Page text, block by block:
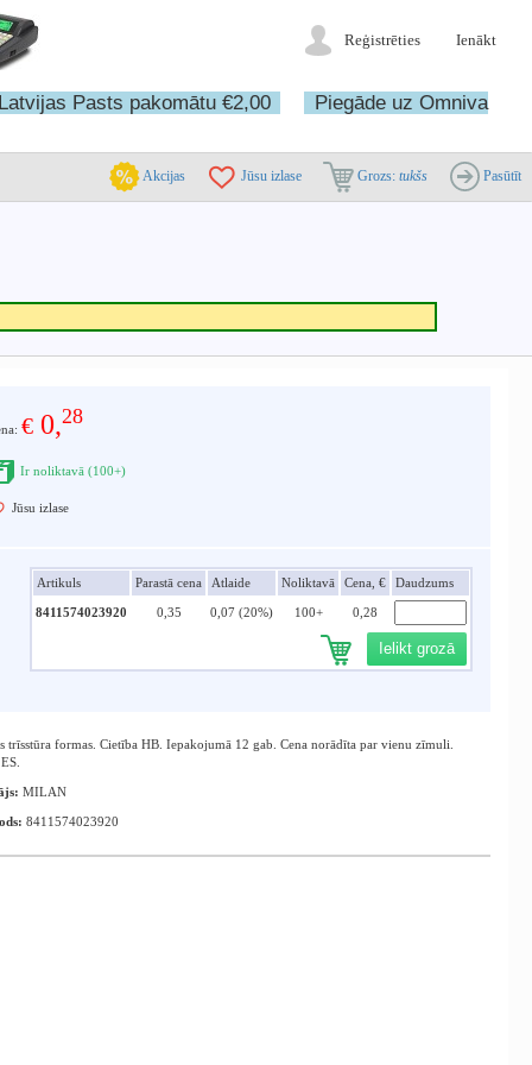
Reģistrēties Ienākt
Pasts pakomātu €2,00
Piegāde uz Omniva
Akcijas Jūsu izlase Grozs: tukšs Pasūtīt
€ 0,28
Ir noliktavā (100+)
Jūsu izlase
Artikuls Parastā cena Atlaide Noliktavā Cena, € Daudzums
8411574023920 0,35 0,07 (20%) 100+ 0,28
Ielikt grozā
trīsstūra formas. Cietība HB. Iepakojumā 12 gab. Cena norādīta par vienu zīmuli.
MILAN
8411574023920